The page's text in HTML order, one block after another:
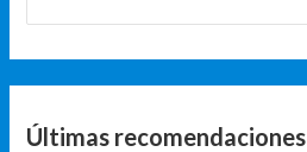
Últimas recomendaciones